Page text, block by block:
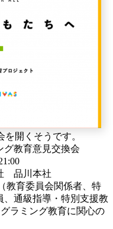
開くそうです。
グ教育意見交換会
品川本社
教育委員会関係者、特
、通級指導・特別支援教
ラミング教育に関心の